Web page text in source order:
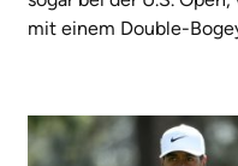
mit einem Double-